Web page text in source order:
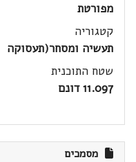
מפורטת
קטגוריה
תעשיה ומסחר(תעסוקה
שטח התוכנית
11.097 דונם
מסמכים